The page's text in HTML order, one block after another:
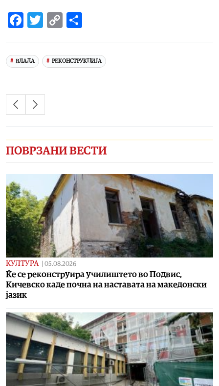
Facebook
Twitter
Copy
ВЛАДА РЕКОНСТРУКЦИЈА
ПОВРЗАНИ ВЕСТИ
КУЛТУРА | 05.08.2026
Ќе се реконструира училиштето во Подвис,
Кичевско каде почна на наставата на македонски
јазик